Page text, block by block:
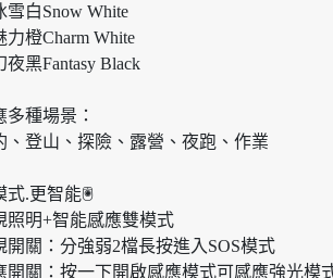
雪白Snow White
力橙Charm White
夜黑Fantasy Black
多種場景：
、登山、探險、露營、夜跑、作業
式.更智能🖲
照明+智能感應雙模式
開關：分強弱2檔長按進入SOS模式
開關：按一下開啟感應模式可感應強光模